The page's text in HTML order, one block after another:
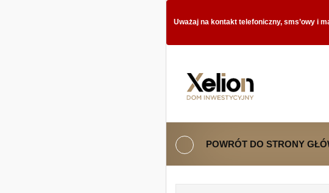
Uważaj na kontakt telefoniczny, sms’owy i
POWRÓT DO STRONY